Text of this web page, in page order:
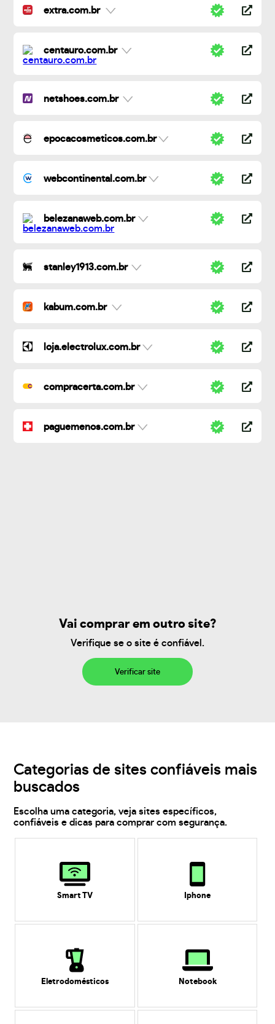
extra.com.br
centauro.com.br
netshoes.com.br
epocacosmeticos.com.br
webcontinental.com.br
belezanaweb.com.br
stanley1913.com.br
kabum.com.br
loja.electrolux.com.br
compracerta.com.br
paguemenos.com.br
Vai comprar em outro site?
Verifique se o site é confiável.
Verificar site
Categorias de sites confiáveis mais
buscados
Escolha uma categoria, veja sites específicos,
confiáveis e dicas para comprar com segurança.
Smart TV Iphone
Eletrodomésticos Notebook